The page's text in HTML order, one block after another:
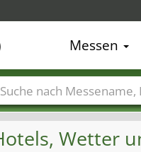
Wetter
Messen
Messenamen Länder